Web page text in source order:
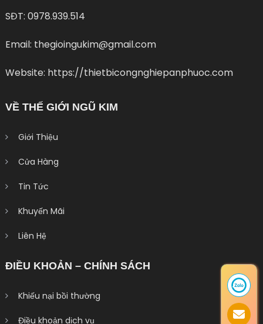
SĐT: 0978.939.514
Email: thegioingukim@gmail.com
Website: https://thietbicongnghiepanphuoc.com
VỀ THẾ GIỚI NGŨ KIM
Giới Thiệu
Cửa Hàng
Tin Tức
Khuyến Mãi
Liên Hệ
ĐIỀU KHOẢN – CHÍNH SÁCH
Khiếu nại bồi thường
Điều khoản dịch vụ